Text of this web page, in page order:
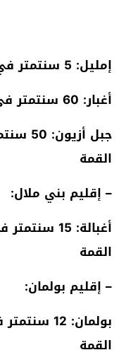
إمليل: 5 سنتمتر في السفح/ 0 سنتمتر في القمة
أغبار: 60 سنتمتر في السفح/ 0 سنتمتر في القمة
القمة
– إقليم بني ملال:
القمة
– إقليم بولمان:
القمة